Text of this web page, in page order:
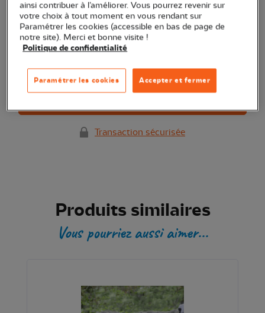
Quantité
Transaction sécurisée
Produits similaires
Vous pourriez aussi aimer...
ainsi contribuer à l’améliorer. Vous pourrez revenir sur
votre choix à tout moment en vous rendant sur
Paramétrer les cookies (accessible en bas de page de
notre site). Merci et bonne visite !
Politique de confidentialité
Accepter et fermer
Paramétrer les cookies